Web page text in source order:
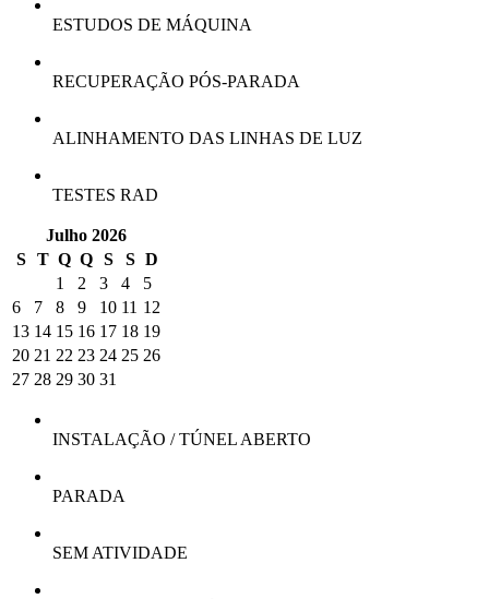
ESTUDOS DE MÁQUINA
RECUPERAÇÃO PÓS-PARADA
ALINHAMENTO DAS LINHAS DE LUZ
TESTES RAD
Julho 2026
S
T Q Q S S D
1
2 3 4
5
6
7 8 9 10 11 12
13 14 15 16 17 18 19
20 21 22 23 24 25 26
27 28 29 30 31
INSTALAÇÃO / TÚNEL ABERTO
PARADA
SEM ATIVIDADE